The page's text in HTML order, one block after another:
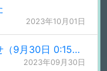
2023年10月01日
緊急メンテナンス実施のお知らせ（9月30日 0:15更新）
2023年09月30日